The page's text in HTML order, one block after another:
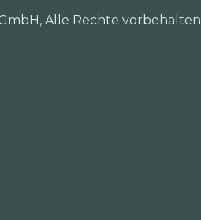
Alle Rechte vorbehalten